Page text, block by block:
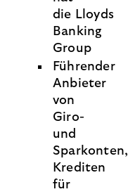
die Lloyds
Banking
Group
Führender
Anbieter
von
Giro-
und
Sparkonten,
Krediten
für